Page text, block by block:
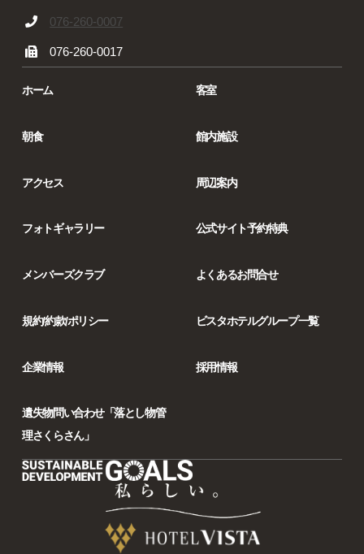
076-260-0007
076-260-0017
ホーム 客室
朝食 館内施設
アクセス 周辺案内
フォトギャラリー 公式サイト予約特典
メンバーズクラブ よくあるお問合せ
規約/約款/ポリシー ビスタホテルグループ一覧
企業情報 採用情報
遺失物問い合わせ「落とし物管
理さくらさん」